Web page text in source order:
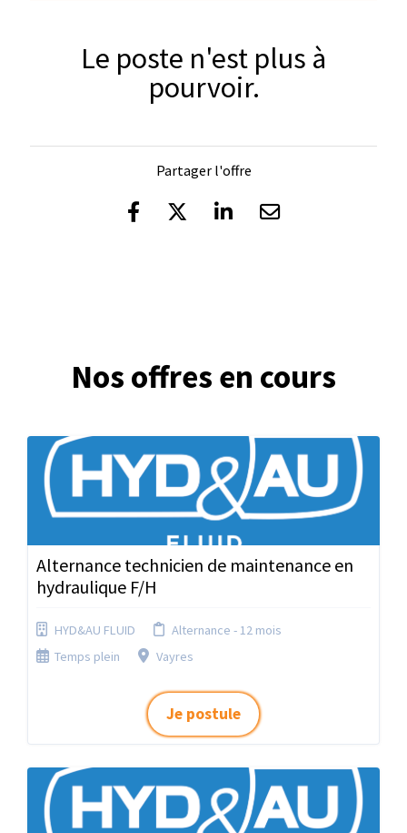
Le poste n'est plus à
pourvoir.
Partager l'offre
Nos offres en cours
Alternance technicien de maintenance en
hydraulique F/H
HYD&AU FLUID
Alternance - 12 mois
Temps plein
Vayres
Je postule